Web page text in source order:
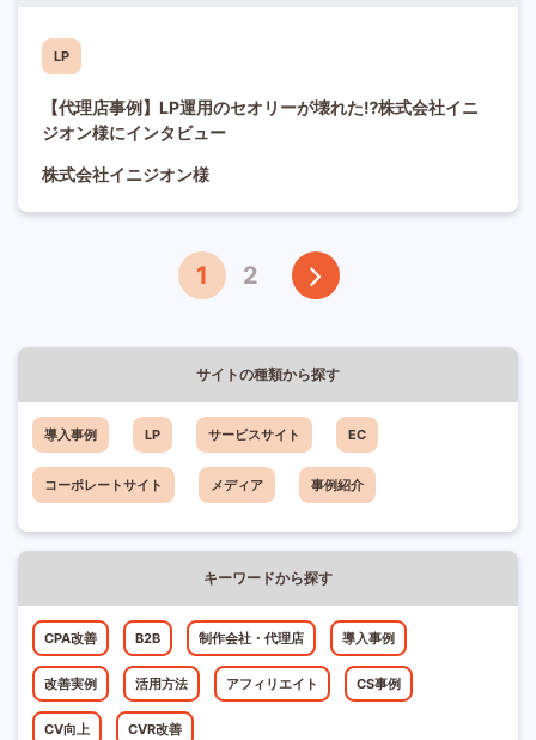
LP
【代理店事例】LP運用のセオリーが壊れた⁉株式会社イニ
ジオン様にインタビュー
株式会社イニジオン様
1 2
サイトの種類から探す
導入事例 LP サービスサイト EC
コーポレートサイト メディア 事例紹介
キーワードから探す
CPA改善 B2B 制作会社・代理店 導入事例
改善実例 活用方法 アフィリエイト CS事例
CV向上 CVR改善